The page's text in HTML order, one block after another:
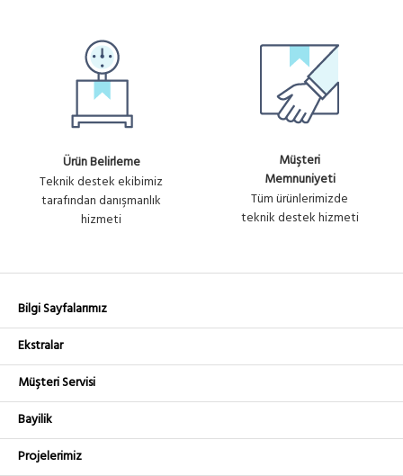
Ürün Belirleme
Teknik destek ekibimiz
tarafından danışmanlık
hizmeti
Müşteri
Memnuniyeti
Tüm ürünlerimizde
teknik destek hizmeti
Bilgi Sayfalarımız
Ekstralar
Müşteri Servisi
Bayilik
Projelerimiz